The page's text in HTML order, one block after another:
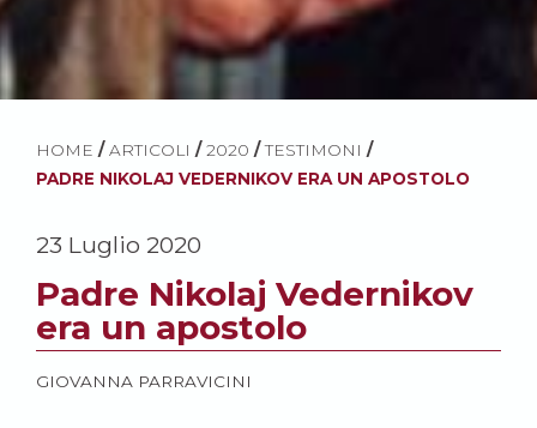
HOME / ARTICOLI / 2020 / TESTIMONI /
PADRE NIKOLAJ VEDERNIKOV ERA UN APOSTOLO
23 Luglio 2020
Padre Nikolaj Vedernikov
era un apostolo
GIOVANNA PARRAVICINI